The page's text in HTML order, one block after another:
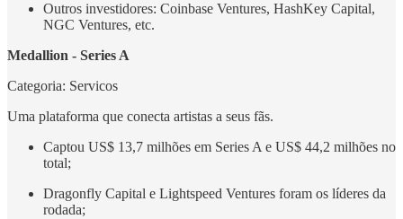
Outros investidores: Coinbase Ventures, HashKey Capital,
NGC Ventures, etc.
Medallion - Series A
Categoria: Servicos
Uma plataforma que conecta artistas a seus fãs.
Captou US$ 13,7 milhões em Series A e US$ 44,2 milhões no
total;
Dragonfly Capital e Lightspeed Ventures foram os líderes da
rodada;